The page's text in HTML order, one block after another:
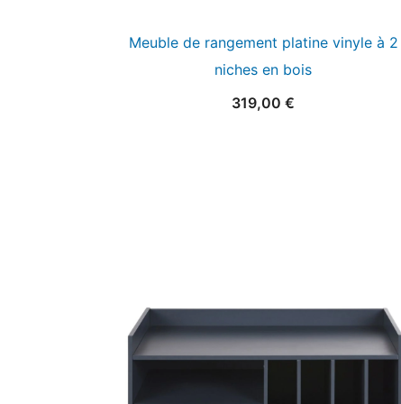
Meuble de rangement platine vinyle à 2
niches en bois
319,00 €